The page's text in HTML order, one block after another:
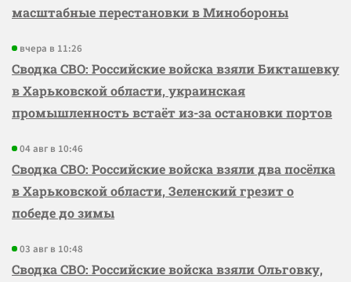
масштабные перестановки в Минобороны
вчера в 11:26
Сводка СВО: Российские войска взяли Бикташевку
в Харьковской области, украинская
промышленность встаёт из-за остановки портов
04 авг в 10:46
Сводка СВО: Российские войска взяли два посёлка
в Харьковской области, Зеленский грезит о
победе до зимы
03 авг в 10:48
Сводка СВО: Российские войска взяли Ольговку,